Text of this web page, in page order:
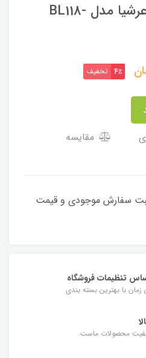
اسیاب مخلوط کن عرشیا مدل BL118-
4٪ تخفیف
مقایسه
ثبت سفارش موجودی و قیمت
تنظیمات فروشگاه
با بهترین بسته بندی
کیفیت محصولات ماست.